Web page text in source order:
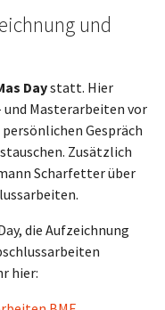
und
Daystatt. Hier
Masterarbeiten vor
Gespräch
Zusätzlich
Scharfetter über
die Aufzeichnung
hier: